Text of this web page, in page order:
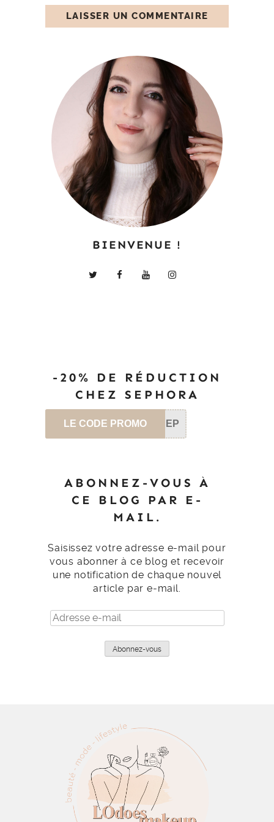
BIENVENUE !
-20% DE RÉDUCTION
CHEZ SEPHORA
LE CODE PROMO SEP
ABONNEZ-VOUS À
CE BLOG PAR E-
MAIL.
Saisissez votre adresse e-mail pour
vous abonner à ce blog et recevoir
une notification de chaque nouvel
article par e-mail.
Adresse
e-
Abonnez-vous